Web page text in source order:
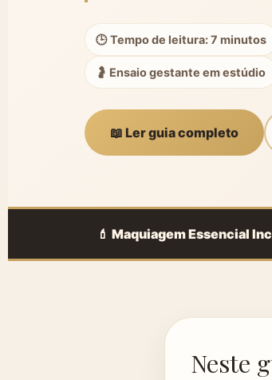
🕒 Tempo de leitura: 7 minutos
🤰 Ensaio gestante em estúdio
📖 Ler guia completo
💄 Maquiagem Essencial
Neste